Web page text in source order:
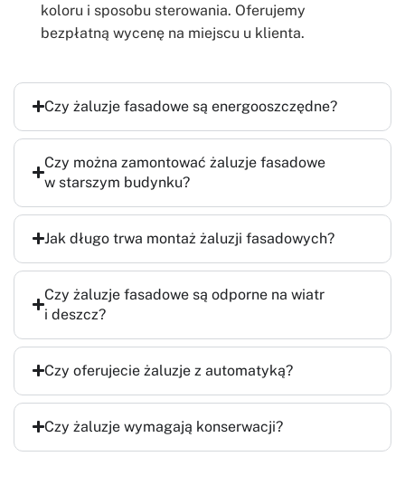
koloru i sposobu sterowania. Oferujemy
bezpłatną wycenę na miejscu u klienta.
Czy żaluzje fasadowe są energooszczędne?
Czy można zamontować żaluzje fasadowe
w starszym budynku?
Jak długo trwa montaż żaluzji fasadowych?
Czy żaluzje fasadowe są odporne na wiatr
i deszcz?
Czy oferujecie żaluzje z automatyką?
Czy żaluzje wymagają konserwacji?